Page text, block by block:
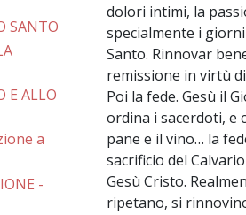
SANTO
E ALLO
a
-
dolori intimi, la
specialmente i
Santo. Rinnovar
remissione in virtù
Poi la fede. Gesù il
ordina i sacerdoti, e
pane e il vino… la
sacrificio del
Gesù Cristo.
ripetano, si